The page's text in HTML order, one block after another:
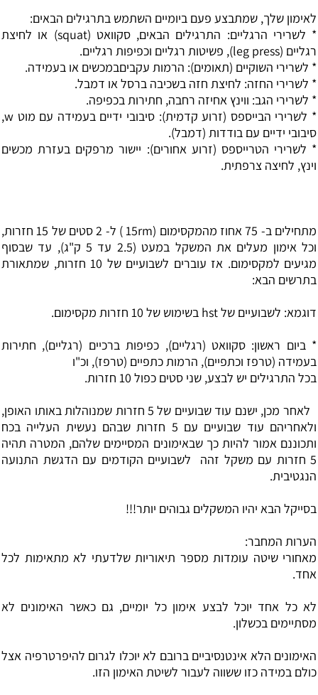
לאימון שלך, שמתבצע פעם ביומיים השתמש בתרגילים הבאים:
* לשרירי הרגליים: התרגילים הבאים, סקוואט (squat) או לחיצת
רגליים (leg press), פשיטות רגליים וכפיפות רגליים.
* לשרירי השוקיים (תאומים): הרמות עקביםבמכשים או בעמידה.
* לשרירי החזה: לחיצת חזה בשכיבה ברסל או דמבל.
* לשרירי הגב: ווינץ אחיזה רחבה, חתירות בכפיפה.
* לשרירי הבייספס (זרוע קדמית): סיבובי ידיים בעמידה עם מוט w,
סיבובי ידיים עם בודדות (דמבל).
* לשרירי הטרייספס (זרוע אחורים): יישור מרפקים בעזרת מכשים
וינץ, לחיצה צרפתית.
מתחילים ב- 75 אחוז מהמקסימום (15rm ) ל- 2 סטים של 15 חזרות,
וכל אימון מעלים את המשקל במעט (2.5 עד 5 ק"ג), עד שבסוף
מגיעים למקסימום. אז עוברים לשבועיים של 10 חזרות, שמתאורת
בתרשים הבא:
דוגמא: לשבועיים של hst בשימוש של 10 חזרות מקסימום.
* ביום ראשון: סקוואט (רגליים), כפיפות ברכיים (רגליים), חתירות
בעמידה (טרפז וכתפיים), הרמות כתפיים (טרפז), וכ"ו
בכל התרגילים יש לבצע, שני סטים כפול 10 חזרות.
לאחר מכן, ישנם עוד שבועיים של 5 חזרות שמנוהלות באותו האופן,
ולאחריהם עוד שבועיים עם 5 חזרות שבהם נעשית העלייה בכח
ותכוננם אמור להיות כך שבאימונים המסיימים שלהם, המטרה תהיה
5 חזרות עם משקל זהה לשבועיים הקודמים עם הדגשת התנועה
הנגטיבית.
בסייקל הבא יהיו המשקלים גבוהים יותר!!!
הערות המחבר:
מאחורי שיטה עומדות מספר תיאוריות שלדעתי לא מתאימות לכל
אחד.
לא כל אחד יוכל לבצע אימון כל יומיים, גם כאשר האימונים לא
מסתיימים בכשלון.
האימונים הלא אינטנסיביים ברובם לא יוכלו לגרום להיפרטרפיה אצל
כולם במידה כזו ששווה לעבור לשיטת האימון הזו.